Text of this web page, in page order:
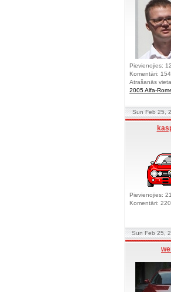
Pievienojies:
Komentāri:
Atrašanās
2005 Alfa-
Sun Feb 25,
Pievienojies:
Komentāri:
Sun Feb 25,